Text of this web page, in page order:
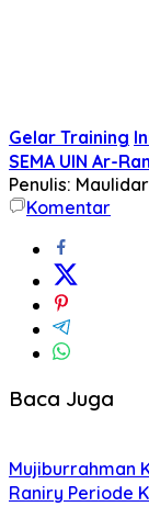
Gelar Training
SEMA UIN Ar-
Penulis: Maulidar
Komentar
Baca Juga
Mujiburrahman
Raniry Periode